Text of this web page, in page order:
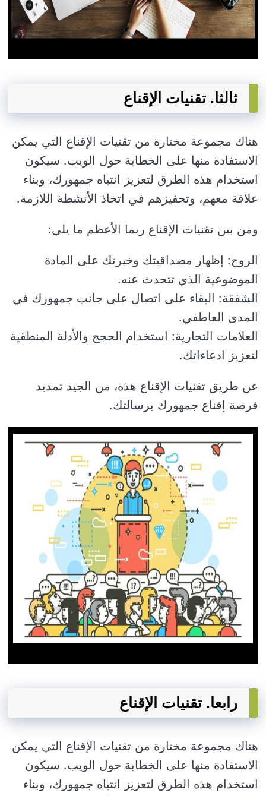
ثالثا. تقنيات الإقناع
هناك مجموعة مختارة من تقنيات الإقناع التي يمكن
الاستفادة منها على الخطابة حول الويب. سيكون
استخدام هذه الطرق لتعزيز انتباه جمهورك، وبناء
علاقة معهم، وتحفيزهم في اتخاذ الأنشطة اللازمة.
ومن بين تقنيات الإقناع ربما الأعظم ما يلي:
الروح: إظهار مصداقيتك وخبرتك على المادة
الموضوعية الذي تتحدث عنه.
الشفقة: البقاء على اتصال على جانب جمهورك في
المدى العاطفي.
العلامات التجارية: استخدام الحجج والأدلة المنطقية
لتعزيز ادعاءاتك.
عن طريق تقنيات الإقناع هذه، من الجيد تمديد
فرصة إقناع جمهورك برسالتك.
رابعا. تقنيات الإقناع
هناك مجموعة مختارة من تقنيات الإقناع التي يمكن
الاستفادة منها على الخطابة حول الويب. سيكون
استخدام هذه الطرق لتعزيز انتباه جمهورك، وبناء